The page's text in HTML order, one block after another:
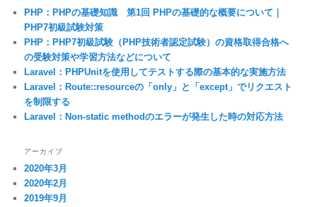
PHP：PHPの基礎知識 第1回 PHPの基礎的な概要について｜
PHP7初級試験対策
PHP：PHP7初級試験（PHP技術者認定試験）の資格取得合格へ
の受験対策や学習方法などについて
Laravel：PHPUnitを使用してテストする際の基本的な実施方法
Laravel：Route::resourceの「only」と「except」でリクエスト
を制限する
Laravel：Non-static methodのエラーが発生した時の対応方法
アーカイブ
2020年3月
2020年2月
2019年9月